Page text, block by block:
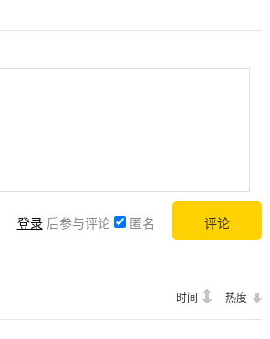
登录 后参与评论 匿名
时间 热度